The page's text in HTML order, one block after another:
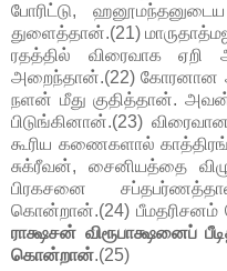
போரிட்டு,
துளைத்தான்.(21)
ரதத்தில் விரைவாக
அறைந்தான்.(22) கோரனான
நளன் மீது குதித்தான்.
பிடுங்கினான்.(23)
கூரிய கணைகளால்
சுக்ரீவன், சைனியத்தை
பிரகசனை
கொன்றான்.(24)
ராக்ஷசன் விரூபாக்ஷனைப்
கொன்றான்.(25)